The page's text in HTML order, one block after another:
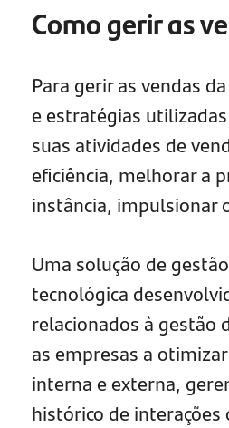
Como gerir as
Para gerir as vendas
e estratégias
suas atividades de
eficiência, melhorar a
instância, impulsionar
Uma solução de
tecnológica
relacionados à gestão
as empresas a
interna e externa,
histórico de